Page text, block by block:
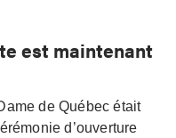
est maintenant
de Québec était
d’ouverture